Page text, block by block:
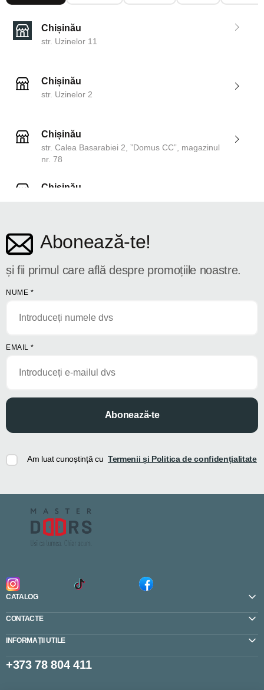
Chișinău
str. Uzinelor 11
Chișinău
str. Uzinelor 2
Chișinău
str. Calea Basarabiei 2, ”Domus CC”, magazinul
nr. 78
Chișinău
Abonează-te!
și fii primul care află despre promoțiile noastre.
NUME *
EMAIL *
Abonează-te
Am luat cunoștință cu Termenii și Politica de confidențialitate
CATALOG
CONTACTE
INFORMAȚII UTILE
+373 78 804 411